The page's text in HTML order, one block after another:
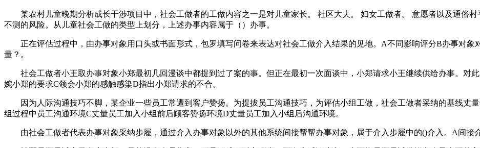
某农村儿童晚期分析成长干涉项目中，社会工做者的工做内容之一是对儿童家长。 社区大夫。 妇女工做者。 意愿者以及通俗村
不测的风险。从儿童社会工做的类型上划分，上述办事内容属于（）办事。
正在评估过程中，由办事对象用口头或书面形式，包罗填写问卷来表达对社会工做介入结果的见地。A不同影响评分B办事对象
量？。
社会工做者小王取办事对象小郑最初几回漫谈中都提到过了案的事。但正在最初一次面谈中，小郑请求小王继续供给办事。对
婉小郑的要求C领会小郑的感触感染D指出小郑请求的不合。
因为人际沟通技巧不脚，某企业一些员工常遭到客户赞扬。为提拔员工沟通技巧，为评估小组工做，社会工做者采纳的基线丈
组过程中员工沟通环境C丈量员工加入小组前后顾客赞扬环境D丈量员工加入小组后沟通环境。
由社会工做者代表办事对象采纳步履，通过介入办事对象以外的其他系统间接帮帮办事对象，属于介入步履中的()介入。A间接